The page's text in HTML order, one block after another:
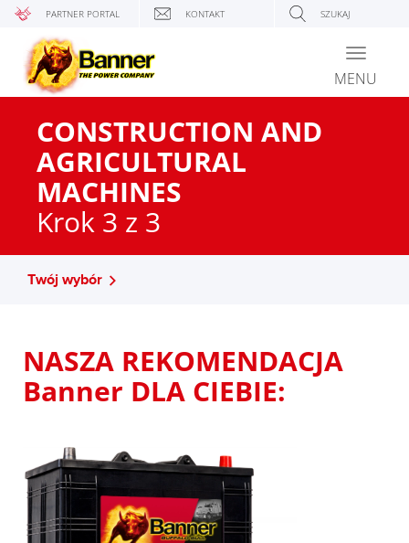
PARTNER PORTAL KONTAKT SZUKAJ
Toggle
MENU
CONSTRUCTION AND
AGRICULTURAL
MACHINES
Krok 3 z 3
Twój wybór
NASZA REKOMENDACJA
Banner DLA CIEBIE: